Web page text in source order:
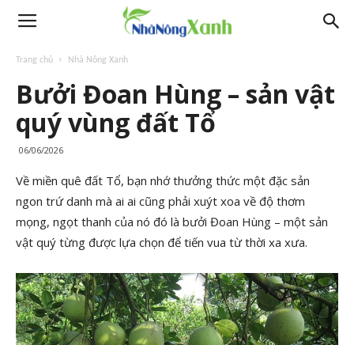
Trang chủ Nhà Nông Xanh
Bưởi Đoan Hùng – sản vật
quý vùng đất Tổ
06/06/2026
Về miền quê đất Tổ, bạn nhớ thưởng thức một đặc sản
ngon trứ danh mà ai ai cũng phải xuýt xoa về độ thơm
mọng, ngọt thanh của nó đó là bưởi Đoan Hùng – một sản
vật quý từng được lựa chọn để tiến vua từ thời xa xưa.